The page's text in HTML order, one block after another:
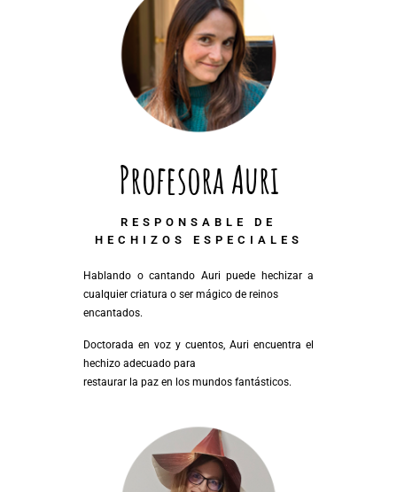
Profesora Auri
RESPONSABLE DE
HECHIZOS ESPECIALES
Hablando o cantando Auri puede hechizar a
cualquier criatura o ser mágico de reinos
encantados.
Doctorada en voz y cuentos, Auri encuentra el
hechizo adecuado para
restaurar la paz en los mundos fantásticos.